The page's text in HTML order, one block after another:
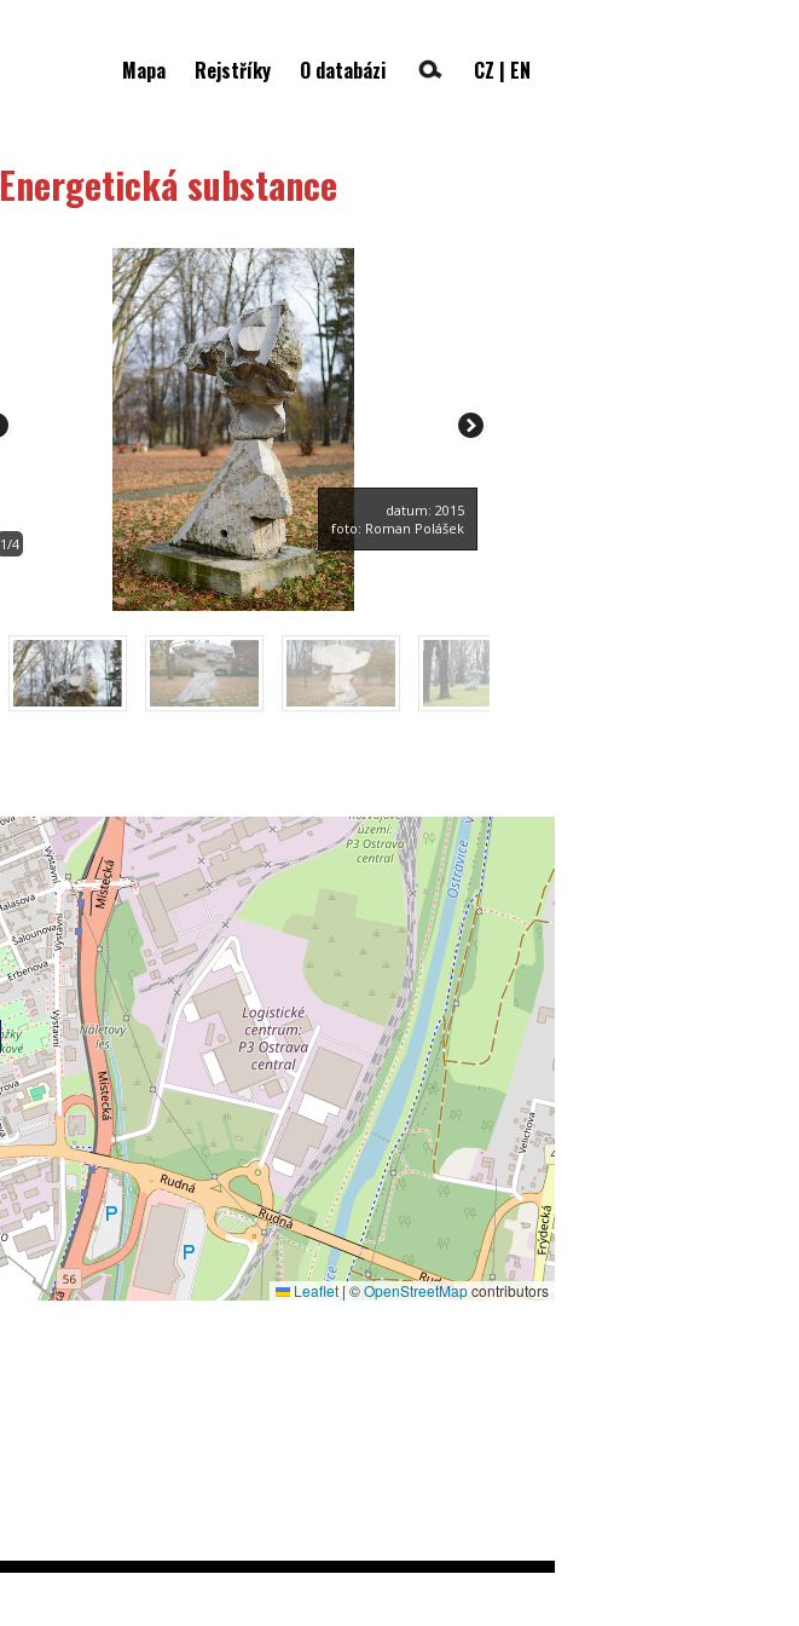
Mapa Rejstříky O databázi CZ | EN
Energetická substance
1/4
datum: 2015
foto: Roman Polášek
Leaflet|©OpenStreetMapcontributors